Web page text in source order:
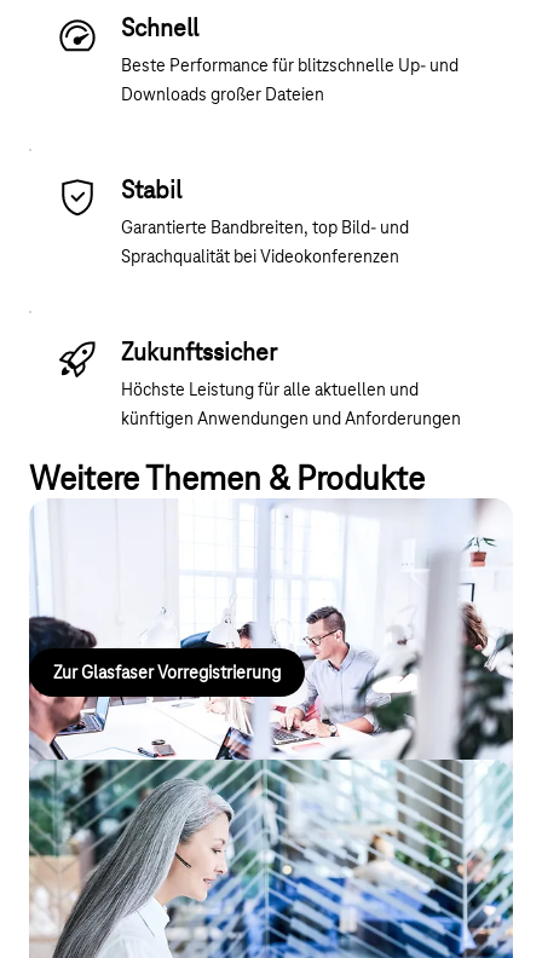
Schnell
Beste Performance für blitzschnelle Up- und
Downloads großer Dateien
Stabil
Garantierte Bandbreiten, top Bild- und
Sprachqualität bei Videokonferenzen
Zukunftssicher
Höchste Leistung für alle aktuellen und
künftigen Anwendungen und Anforderungen
Weitere Themen & Produkte
Glasfaser-Vorregistrierung
Glasfaser Vorregistrierung für Ihren Standort.
Zur Glasfaser Vorregistrierung
Flexibles Arbeiten, nahtlose
Kommunikation mit CompanyFlex
Stationäre Telefonanlage vor Ort oder flexible Telefonanlage
aus der Cloud: die inkludierte CloudPBX ist schnell
eingerichtet, skalierbar und lässt eine intelligente Steuerung